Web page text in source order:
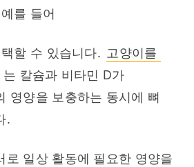
를 들어
할 수 있습니다. 고양이를
는 칼슘과 비타민 D가
영양을 보충하는 동시에 뼈
.
로 일상 활동에 필요한 영양을